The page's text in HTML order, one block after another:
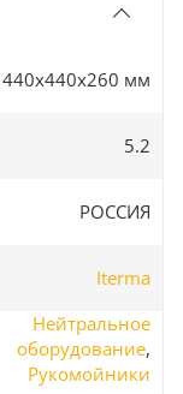
440x440x260 мм
5.2
РОССИЯ
Iterma
Нейтральное
оборудование,
Рукомойники